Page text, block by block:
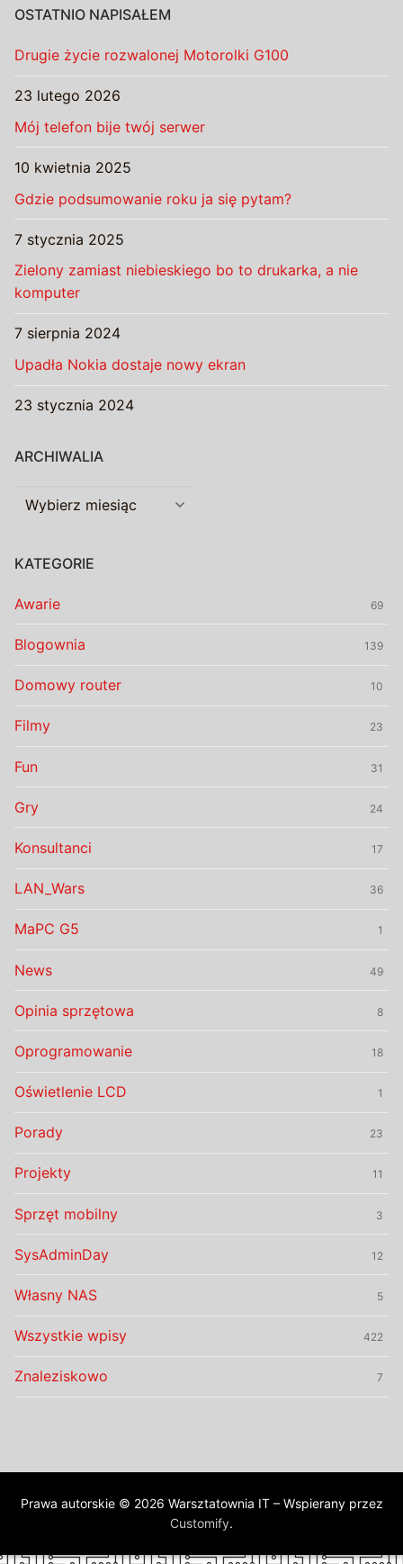
OSTATNIO NAPISAŁEM
Drugie życie rozwalonej Motorolki G100
23 lutego 2026
Mój telefon bije twój serwer
10 kwietnia 2025
Gdzie podsumowanie roku ja się pytam?
7 stycznia 2025
Zielony zamiast niebieskiego bo to drukarka, a nie
komputer
7 sierpnia 2024
Upadła Nokia dostaje nowy ekran
23 stycznia 2024
ARCHIWALIA
Archiwalia
KATEGORIE
Awarie 69
Blogownia 139
Domowy router 10
Filmy 23
Fun 31
Gry 24
Konsultanci 17
LAN_Wars 36
MaPC G5 1
News 49
Opinia sprzętowa 8
Oprogramowanie 18
Oświetlenie LCD 1
Porady 23
Projekty 11
Sprzęt mobilny 3
SysAdminDay 12
Własny NAS 5
Wszystkie wpisy 422
Znaleziskowo 7
Prawa autorskie © 2026 Warsztatownia IT – Wspierany przez
Customify.